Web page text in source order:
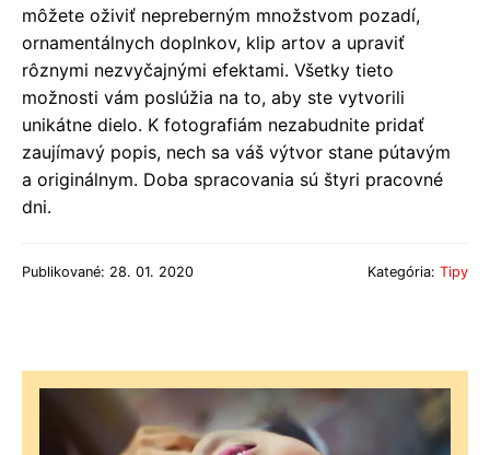
môžete oživiť nepreberným množstvom pozadí,
ornamentálnych doplnkov, klip artov a upraviť
rôznymi nezvyčajnými efektami. Všetky tieto
možnosti vám poslúžia na to, aby ste vytvorili
unikátne dielo. K fotografiám nezabudnite pridať
zaujímavý popis, nech sa váš výtvor stane pútavým
a originálnym. Doba spracovania sú štyri pracovné
dni.
Publikované: 28. 01. 2020 Kategória: Tipy